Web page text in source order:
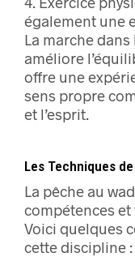
également une
La marche dans
améliore
offre une
sens propre
et l’esprit.
Les Techniques
La pêche au
compétences
Voici quelques
cette discipline :